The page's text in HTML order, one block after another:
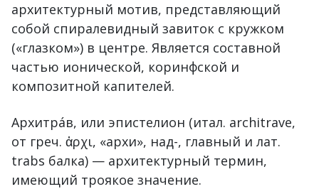
архитектурный мотив, представляющий
собой спиралевидный завиток с кружком
(«глазком») в центре. Является составной
частью ионической, коринфской и
композитной капителей.
Архитрáв, или эпистелион (итал. architrave,
от греч. ἀρχι, «архи», над-, главный и лат.
trabs балка) — архитектурный термин,
имеющий троякое значение.